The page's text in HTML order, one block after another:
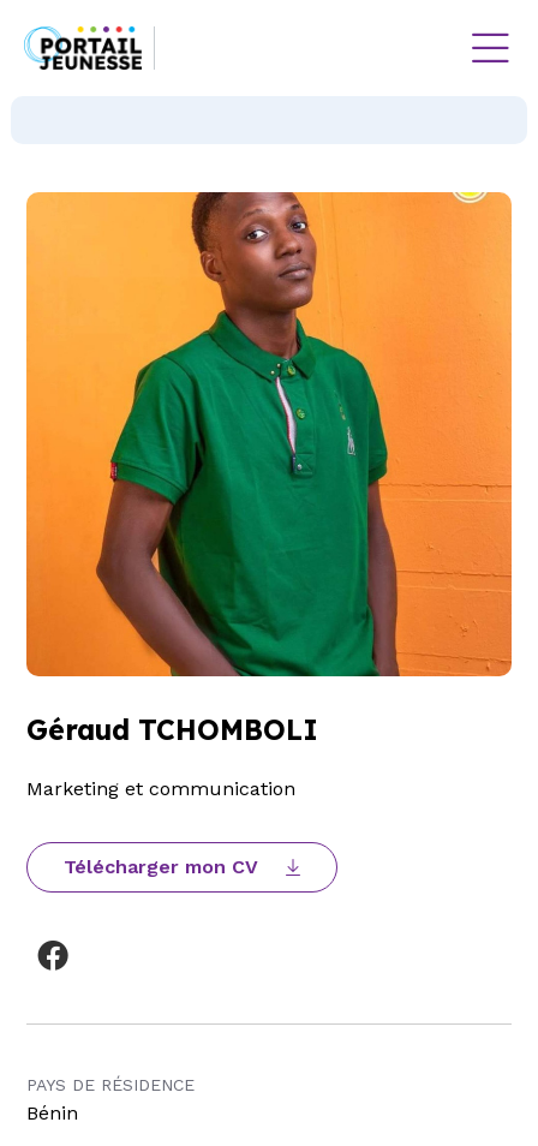
Géraud TCHOMBOLI
Marketing et communication
Télécharger mon CV
PAYS DE RÉSIDENCE
Bénin